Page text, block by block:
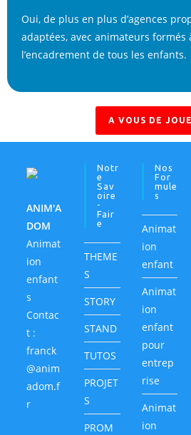
Oui, de plus en plus d’agences
adaptées, avec animateurs formés
l’encadrement de tous les enfants.
A VOUS DE
ANIM'A
DOM
Animat
ion
enfant
s
Contac
t :
franck
@anim
adom.f
r
Notr
E
Sav
Oire
-
Fair
E
THEME
S
STORY
STAND
TUTOS
PROJET
S
PROM
Nos
For
Mule
S
Animat
ion
enfant
Animat
ion
enfant
pour
entrep
rise
Animat
ion